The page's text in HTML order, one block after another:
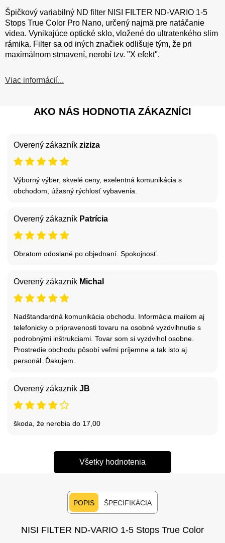
Špičkový variabilný ND filter NISI FILTER ND-VARIO 1-5
Stops True Color Pro Nano, určený najmä pre natáčanie
videa. Vynikajúce optické sklo, vložené do ultratenkého slim
rámika. Filter sa od iných značiek odlišuje tým, že pri
maximálnom stmavení, nerobí tzv. "X efekt".
Viac informácií...
AKO NÁS HODNOTIA ZÁKAZNÍCI
Overený zákazník ziziza
Výborný výber, skvelé ceny, exelentná komunikácia s
obchodom, úžasný rýchlosť vybavenia.
Overený zákazník Patrícia
Obratom odoslané po objednaní. Spokojnosť.
Overený zákazník Michal
Nadštandardná komunikácia obchodu. Informácia mailom aj
telefonicky o pripravenosti tovaru na osobné vyzdvihnutie s
podrobnými inštrukciami. Tovar som si vyzdvihol osobne.
Prostredie obchodu pôsobí veľmi príjemne a tak isto aj
personál. Ďakujem.
Overený zákazník JB
škoda, že nerobia do 17,00
Všetky hodnotenia
POPIS ŠPECIFIKÁCIA
NISI FILTER ND-VARIO 1-5 Stops True Color